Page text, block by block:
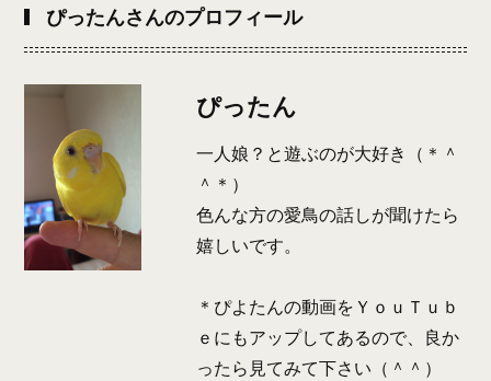
ぴったんさんのプロフィール
ぴったん
一人娘？と遊ぶのが大好き（＊＾
＾＊）
色んな方の愛鳥の話しが聞けたら
嬉しいです。
＊ぴよたんの動画をＹｏｕＴｕｂ
ｅにもアップしてあるので、良か
ったら見てみて下さい（＾＾）